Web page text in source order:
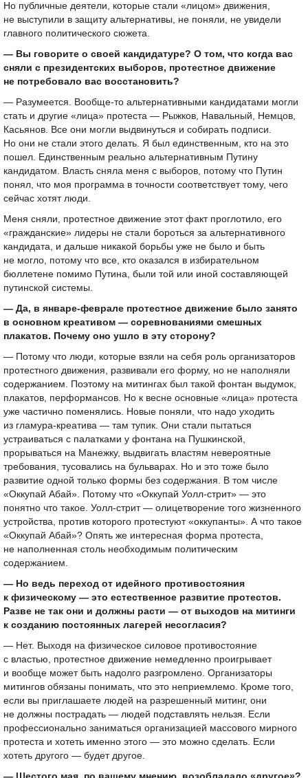
Но публичные деятели, которые стали «лицом» движения,
не выступили в защиту альтернативы, не поняли, не увидели
главного политического сюжета.
— Вы говорите о своей кандидатуре? О том, что когда вас
сняли с президентских выборов, протестное движение
не потребовало вас восстановить?
— Разумеется. Вообще-то альтернативными кандидатами могли
стать и другие «лица» протеста — Рыжков, Навальный, Немцов,
Касьянов. Все они могли выдвинуться и собирать подписи.
Но они не стали этого делать. Я был единственным, кто на это
пошел. Единственным реально альтернативным Путину
кандидатом. Власть сняла меня с выборов, потому что Путин
понял, что моя программа в точности соответствует тому, чего
сейчас хотят люди.
Меня сняли, протестное движение этот факт проглотило, его
«гражданские» лидеры не стали бороться за альтернативного
кандидата, и дальше никакой борьбы уже не было и быть
не могло, потому что все, кто оказался в избирательном
бюллетене помимо Путина, были той или иной составляющей
путинской системы.
— Да, в январе-феврале протестное движение было занято
в основном креативом — соревнованиями смешных
плакатов. Почему оно ушло в эту сторону?
— Потому что люди, которые взяли на себя роль организаторов
протестного движения, развивали его форму, но не наполняли
содержанием. Поэтому на митингах был такой фонтан выдумок,
плакатов, перформансов. Но к весне основные «лица» протеста
уже частично поменялись. Новые поняли, что надо уходить
из гламура-креатива — там тупик. Они стали пытаться
устраиваться с палатками у фонтана на Пушкинской,
прорываться на Манежку, выдвигать властям невероятные
требования, тусовались на бульварах. Но и это тоже было
развитие одной только формы без содержания. В том числе
«Оккупай Абай». Потому что «Оккупай Уолл-стрит» — это
понятно что такое. Уолл-стрит — олицетворение того жизненного
устройства, против которого протестуют «оккупанты». А что такое
«Оккупай Абай»? Опять же интересная форма протеста,
не наполненная столь необходимым политическим
содержанием.
— Но ведь переход от идейного противостояния
к физическому — это естественное развитие протестов.
Разве не так они и должны расти — от выходов на митинги
к созданию постоянных лагерей несогласия?
— Нет. Выходя на физическое силовое противостояние
с властью, протестное движение немедленно проигрывает
и вообще может быть надолго разгромлено. Организаторы
митингов обязаны понимать, что это неприемлемо. Кроме того,
если вы приглашаете людей на разрешенный митинг, они
не должны пострадать — людей подставлять нельзя. Если
профессионально заниматься организацией массового мирного
протеста и хотеть именно этого — это можно сделать. Если
хотеть другого — будет другое.